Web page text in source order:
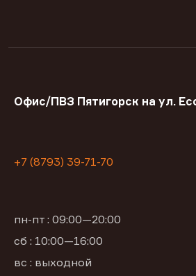
Офис/ПВЗ Пятигорск на ул.
+7 (8793) 39-71-70
пн-пт : 09:00—20:00
сб : 10:00—16:00
вс : выходной